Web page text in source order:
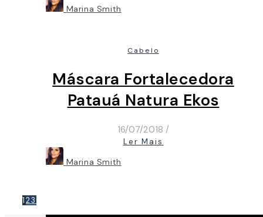
Marina Smith
Cabelo
Máscara Fortalecedora
Patauá Natura Ekos
16/07/2018 /
Ler Mais
Marina Smith
123